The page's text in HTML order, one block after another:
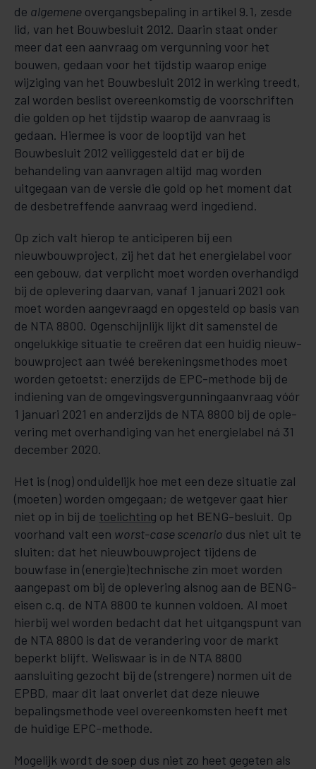
de algemene overgangsbepaling in artikel 9.1, zesde
lid, van het Bouwbesluit 2012. Daarin staat onder
meer dat een aanvraag om vergunning voor het
bouwen, gedaan voor het tijdstip waarop enige
wijziging van het Bouwbesluit 2012 in werking treedt,
zal worden beslist overeenkomstig de voorschriften
die golden op het tijdstip waarop de aanvraag is
gedaan. Hiermee is voor de looptijd van het
Bouwbesluit 2012 veiliggesteld dat er bij de
behandeling van aanvragen altijd mag worden
uitgegaan van de versie die gold op het moment dat
de desbetreffende aanvraag werd ingediend.
Op zich valt hierop te an­­ticiperen bij een
nieuwbouwproject, zij het dat het energielabel voor
een gebouw, dat ver­plicht moet worden over­handigd
bij de ople­ve­ring daarvan, vanaf 1 ja­nuari 2021 ook
moet worden aangevraagd en op­gesteld op basis van
de NTA 8800. Ogenschijnlijk lijkt dit samenstel de
ongelukkige situatie te creëren dat een huidig nieuw­
bouw­pro­­ject aan twéé bere­ke­­nings­met­hodes moet
worden getoetst: enerzijds de EPC-methode bij de
indiening van de omgevings­ver­­gun­­­­­­ning­aan­­­vraag vóór
1 januari 2021 en anderzijds de NTA 8800 bij de ople­
vering met over­han­­di­ging van het ener­gie­la­bel ná 31
december 2020.
Het is (nog) onduidelijk hoe met een deze situatie zal
(moeten) worden om­gegaan; de wetgever gaat hier
niet op in bij de toelichting op het BENG-besluit. Op
voorhand valt een worst-case scenario dus niet uit te
sluiten: dat het nieuwbouwproject tijdens de
bouwfase in (energie)techni­sche zin moet worden
aan­gepast om bij de oplevering alsnog aan de BENG-
eisen c.q. de NTA 8800 te kunnen vol­doen. Al moet
hierbij wel worden bedacht dat het uitgangspunt van
de NTA 8800 is dat de verandering voor de markt
beperkt blijft. Weliswaar is in de NTA 8800
aansluiting gezocht bij de (strengere) nor­men uit de
EPBD, maar dit laat onverlet dat deze nieuwe
bepalingsmethode veel overeenkomsten heeft met
de huidige EPC-methode.
Mogelijk wordt de soep dus niet zo heet gegeten als